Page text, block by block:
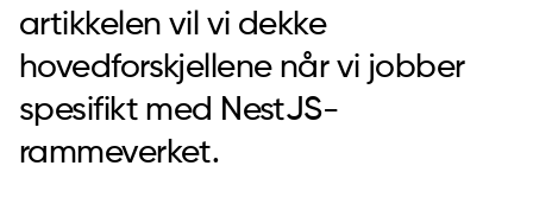
artikkelen vil vi dekke
hovedforskjellene når vi jobber
spesifikt med NestJS-
rammeverket.